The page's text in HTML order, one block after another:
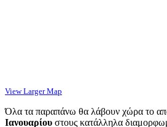
View Larger Map
Όλα τα παραπάνω θα λάβουν χώρα το
Ιανουαρίου στους κατάλληλα